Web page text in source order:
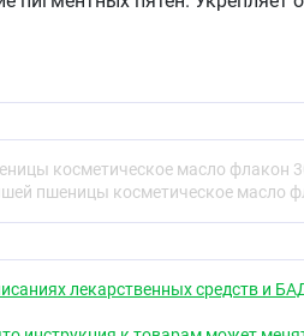
с витаминно-
кожи, способствует росту
поверхность предплечья
если через 12 часов
косметическое масло флакон
пшеницы косметическое масло
лекарственных средств и